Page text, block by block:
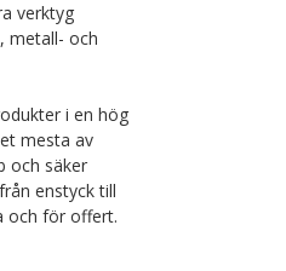
verktyg
metall- och
i en hög
mesta av
och säker
enstyck till
och för offert.